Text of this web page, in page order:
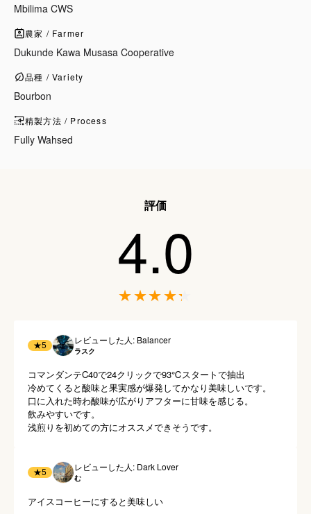
Mbilima CWS
農家 / Farmer
Dukunde Kawa Musasa Cooperative
品種 / Variety
Bourbon
精製方法 / Process
Fully Wahsed
評価
4.0
★5 レビューした人: Balancer
ラスク
コマンダンテC40で24クリックで93℃スタートで抽出
冷めてくると酸味と果実感が爆発してかなり美味しいです。
口に入れた時わ酸味が広がりアフターに甘味を感じる。
飲みやすいです。
浅煎りを初めての方にオススメできそうです。
★5 レビューした人: Dark Lover
む
アイスコーヒーにすると美味しい